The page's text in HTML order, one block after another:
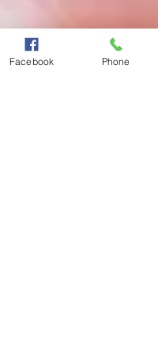
Facebook Phone